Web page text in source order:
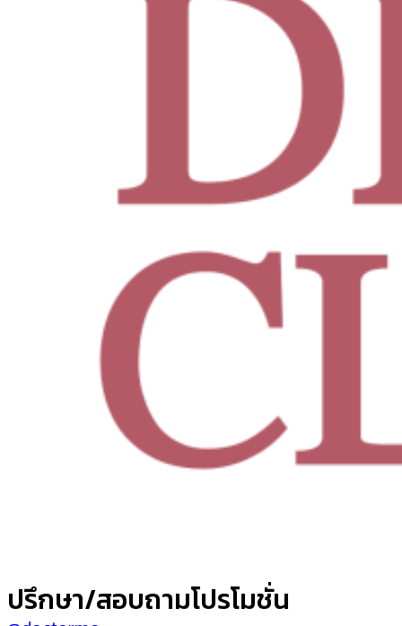
ปรึกษา/สอบถามโปรโมชั่น